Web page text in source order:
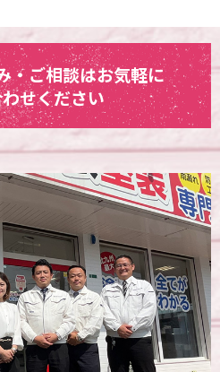
・ご相談はお気軽に
せください